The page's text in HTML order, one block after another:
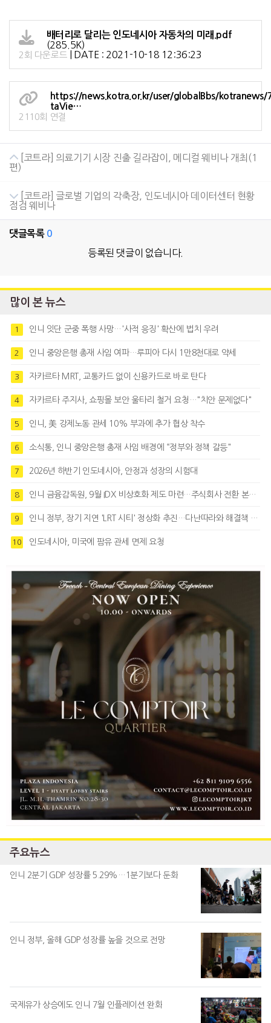
배터리로 달리는 인도네시아 자동차의 미래.pdf
(285.5K)
2회 다운로드 DATE : 2021-10-18 12:36:23
https://news.kotra.or.kr/user/globalBbs/kotranews/
taVie…
2110회 연결
[코트라] 의료기기 시장 진출 길라잡이, 메디컬 웨비나 개최(1
편)
[코트라] 글로벌 기업의 각축장, 인도네시아 데이터센터 현황
점검 웨비나
댓글목록 0
등록된 댓글이 없습니다.
많이 본 뉴스
1 인니 잇단 군중 폭행 사망…'사적 응징' 확산에 법치 우려
2 인니 중앙은행 총재 사임 여파…루피아 다시 1만8천대로 약세
3 자카르타 MRT, 교통카드 없이 신용카드로 바로 탄다
4 자카르타 주지사, 쇼핑몰 보안 울타리 철거 요청…"치안 문제없다"
5 인니, 美 강제노동 관세 10% 부과에 추가 협상 착수
6 소식통, 인니 중앙은행 총재 사임 배경에 “정부와 정책 갈등"
7 2026년 하반기 인도네시아, 안정과 성장의 시험대
8 인니 금융감독원, 9월 IDX 비상호화 제도 마련…주식회사 전환 본격화
9 인니 정부, 장기 지연 'LRT 시티' 정상화 추진…다난따라와 해결책 모색
10 인도네시아, 미국에 팜유 관세 면제 요청
주요뉴스
인니 2분기 GDP 성장률 5.29%…1분기보다 둔화
인니 정부, 올해 GDP 성장률 높을 것으로 전망
국제유가 상승에도 인니 7월 인플레이션 완화